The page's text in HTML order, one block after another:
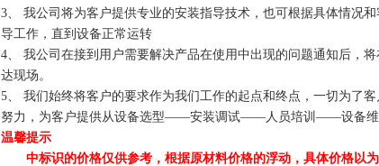
3、 我公司将为客户提供专业的安装指导技术，也可根据具体情况
导工作，直到设备正常运转
4、 我公司在接到用户需要解决产品在使用中出现的问题通知后，
达现场。
5、 我们始终将客户的要求作为我们工作的起点和终点，一切为了
努力，为客户提供从设备选型——安装调试——人员培训——设备维
温馨提示
中标识的价格仅供参考，根据原材料价格的浮动，具体价格以